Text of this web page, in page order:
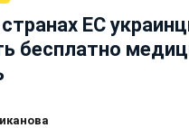
ЕС
бесплатно